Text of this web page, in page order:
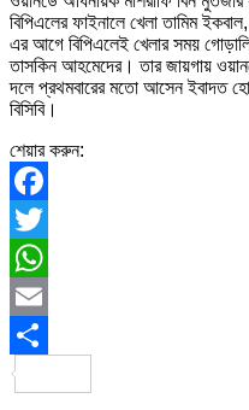
বিপিএলের ফাইনালে খেলা তামিম
এর আগে বিপিএলেই খেলার সময়
তাসকিন আহমেদের। তার জায়গায়
দলে প্রথমবারের মতো আসেন ইবাদত
বিসিবি।
শেয়ার করুন:
Facebook
Twitter
WhatsApp
Email